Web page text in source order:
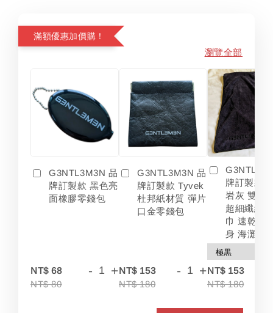
滿額優惠加價購！
瀏覽全部
G3NTL3M3N 品
牌訂製款 黑色亮
面橡膠零錢包
NT$ 68
NT$ 80
- +
G3NTL3M3N 品
牌訂製款 Tyvek
杜邦紙材質 彈片
口金零錢包
NT$ 153
NT$ 180
- +
牌訂製款
岩灰 雙色
超細纖維
巾 速乾 吸
身 海灘
NT$ 153
NT$ 180